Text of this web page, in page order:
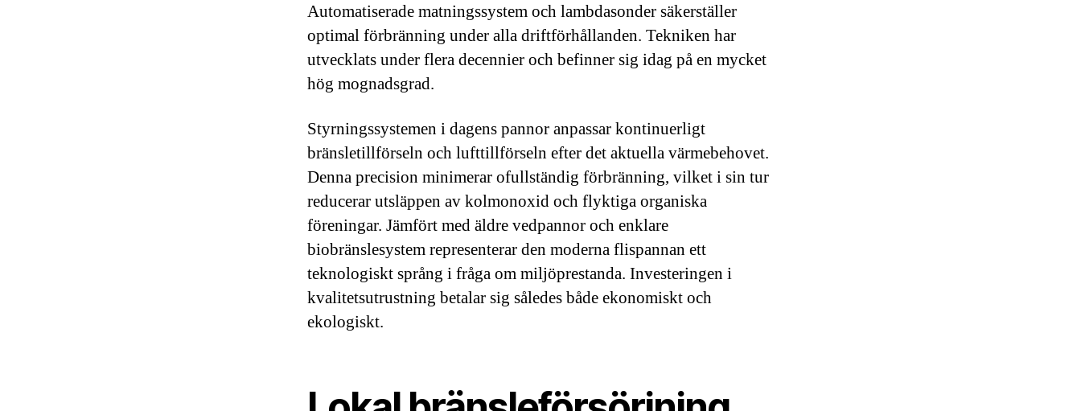
Automatiserade matningssystem och lambdasonder säkerställer
optimal förbränning under alla driftförhållanden. Tekniken har
utvecklats under flera decennier och befinner sig idag på en mycket
hög mognadsgrad.
Styrningssystemen i dagens pannor anpassar kontinuerligt
bränsletillförseln och lufttillförseln efter det aktuella värmebehovet.
Denna precision minimerar ofullständig förbränning, vilket i sin tur
reducerar utsläppen av kolmonoxid och flyktiga organiska
föreningar. Jämfört med äldre vedpannor och enklare
biobränslesystem representerar den moderna flispannan ett
teknologiskt språng i fråga om miljöprestanda. Investeringen i
kvalitetsutrustning betalar sig således både ekonomiskt och
ekologiskt.